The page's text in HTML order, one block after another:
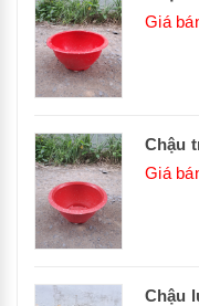
Giá
Chậu
Giá
Chậu